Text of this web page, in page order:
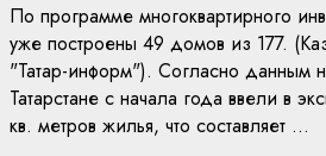
По программе многоквартирного
уже построены 49 домов из 177.
"Татар-информ"). Согласно данным
Татарстане с начала года ввели в
кв. метров жилья, что составляет ...